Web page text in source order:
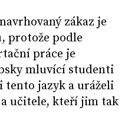
zákaz je
protože podle
práce je
mluvící studenti
tento jazyk a uráželi
učitele, kteří jim tak